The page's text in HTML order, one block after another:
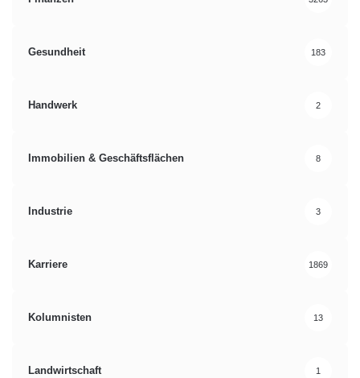
Gesundheit 183
Handwerk 2
Immobilien & Geschäftsflächen 8
Industrie 3
Karriere 1869
Kolumnisten 13
Landwirtschaft 1